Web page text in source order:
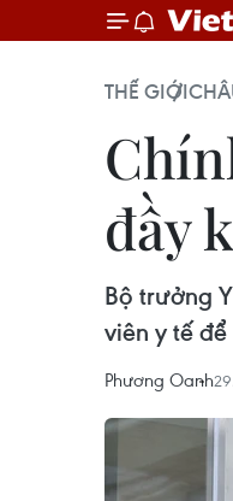
THẾ GIỚI
đầy
Bộ trưởng
viên y tế
Phương Oanh